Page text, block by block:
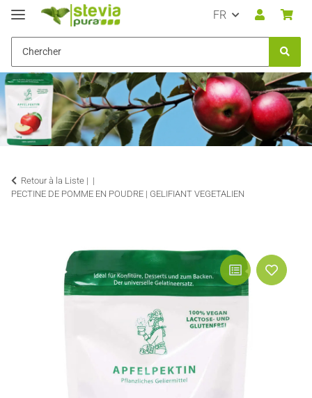
FR
Retour à la Liste |
PECTINE DE POMME EN POUDRE | GELIFIANT VEGETALIEN